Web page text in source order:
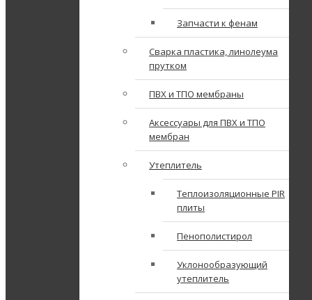
Запчасти к фенам
Сварка пластика, линолеума
прутком
ПВХ и ТПО мембраны
Аксессуары для ПВХ и ТПО
мембран
Утеплитель
Теплоизоляционные PIR
плиты
Пенополистирол
Уклонообразующий
утеплитель